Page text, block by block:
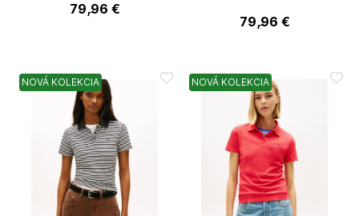
Tommy Hilfiger
79,96 €
Tommy Hilfiger
79,96 €
NOVÁ KOLEKCIA NOVÁ KOLEKCIA